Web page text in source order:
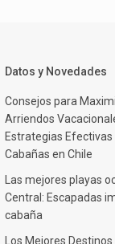
Datos y Novedades
Consejos para
Arriendos
Estrategias Efectivas
Cabañas en Chile
Las mejores playas
Central: Escapadas
cabaña
Los Mejores